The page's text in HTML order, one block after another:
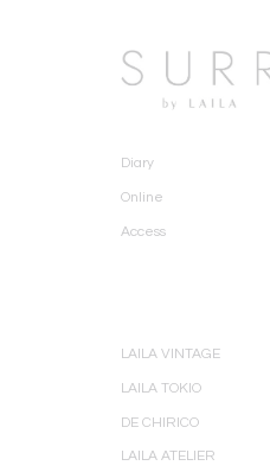
Diary
Online
Access
LAILA VINTAGE
LAILA TOKIO
DE CHIRICO
LAILA ATELIER